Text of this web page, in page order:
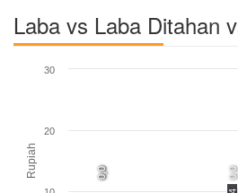
Laba vs Laba Ditahan
Rupiah 0,0
0,0 0,0
20
30